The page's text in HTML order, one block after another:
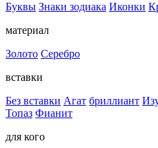
Буквы Знаки зодиака Иконки
материал
Золото Серебро
вставки
Без вставки Агат бриллиант
Топаз Фианит
для кого